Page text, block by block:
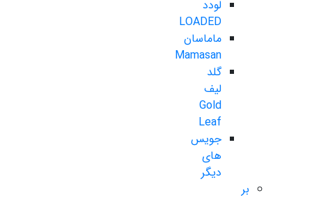
لودد
LOADED
ماماسان
Mamasan
گلد
لیف
Gold
Leaf
جویس
های
دیگر
بر